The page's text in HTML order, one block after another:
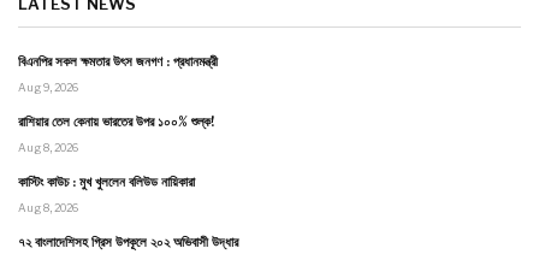
বিএনপির সকল ক্ষমতার উৎস জনগণ : প্রধানমন্ত্রী
Aug 9, 2026
রাশিয়ার তেল কেনায় ভারতের উপর ১০০% শুল্ক!
Aug 8, 2026
কাস্টিং কাউচ : মুখ খুললেন বলিউড নায়িকারা
Aug 8, 2026
৭২ বাংলাদেশিসহ গ্রিস উপকূলে ২০২ অভিবাসী উদ্ধার